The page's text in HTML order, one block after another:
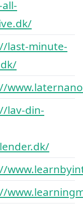
last-minute-
lav-din-